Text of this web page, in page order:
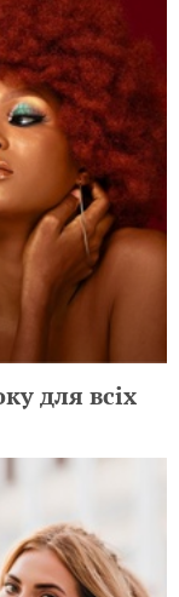
для всіх